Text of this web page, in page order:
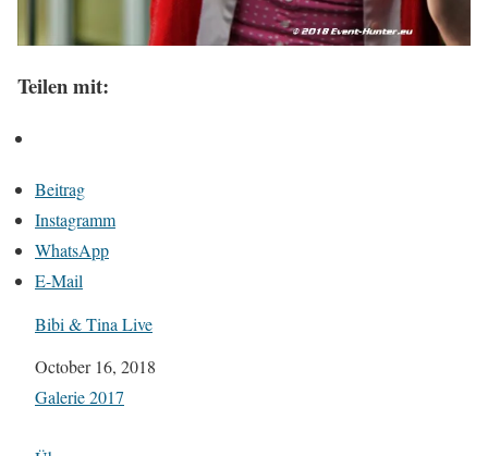
Teilen mit:
Beitrag
Instagramm
WhatsApp
E-Mail
Bibi & Tina Live
Datum
October 16, 2018
In Bezug auf
Galerie 2017